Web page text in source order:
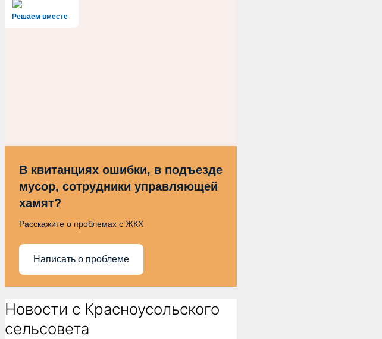
Решаем вместе
В квитанциях ошибки, в подъезде
мусор, сотрудники управляющей
хамят?
Расскажите о проблемах с ЖКХ
Написать о проблеме
Новости с Красноусольского
сельсовета